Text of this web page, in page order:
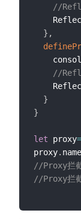
//
} ,
//
}
}
let proxy=
proxy. name
//Proxy拦
//Proxy拦